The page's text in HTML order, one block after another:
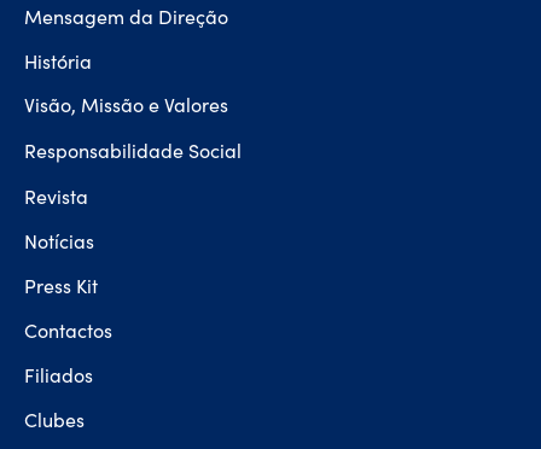
Mensagem da Direção
História
Visão, Missão e Valores
Responsabilidade Social
Revista
Notícias
Press Kit
Contactos
Filiados
Clubes